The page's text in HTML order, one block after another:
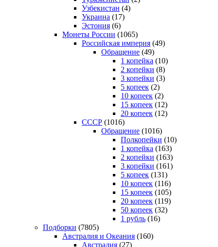
Узбекистан (4)
Украина (17)
Эстония (6)
Монеты России (1065)
Российская империя (49)
Обращение (49)
1 копейка (10)
2 копейки (8)
3 копейки (3)
5 копеек (2)
10 копеек (2)
15 копеек (12)
20 копеек (12)
СССР (1016)
Обращение (1016)
Полкопейки (10)
1 копейка (163)
2 копейки (163)
3 копейки (161)
5 копеек (131)
10 копеек (116)
15 копеек (105)
20 копеек (119)
50 копеек (32)
1 рубль (16)
Подборки (7805)
Австралия и Океания (160)
Австралия (27)